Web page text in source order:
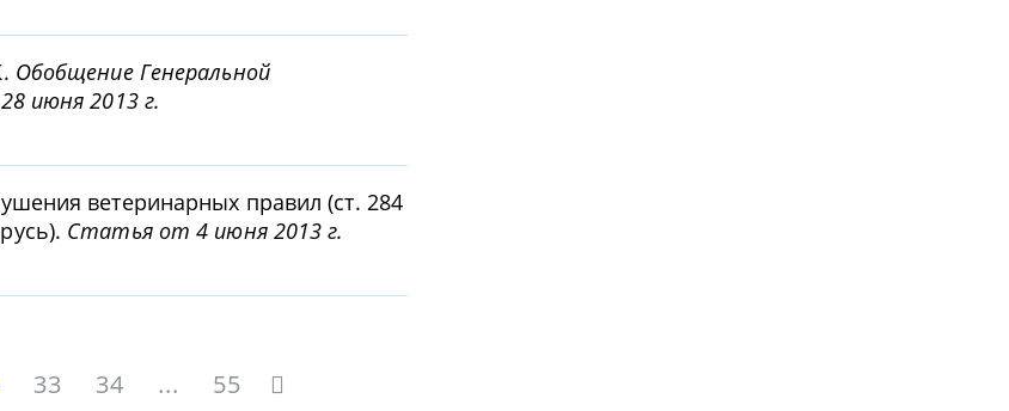
Обобщение Генеральной
июня 2013 г.
ветеринарных правил (ст. 284
Статья от 4 июня 2013 г.
33 34 ... 55